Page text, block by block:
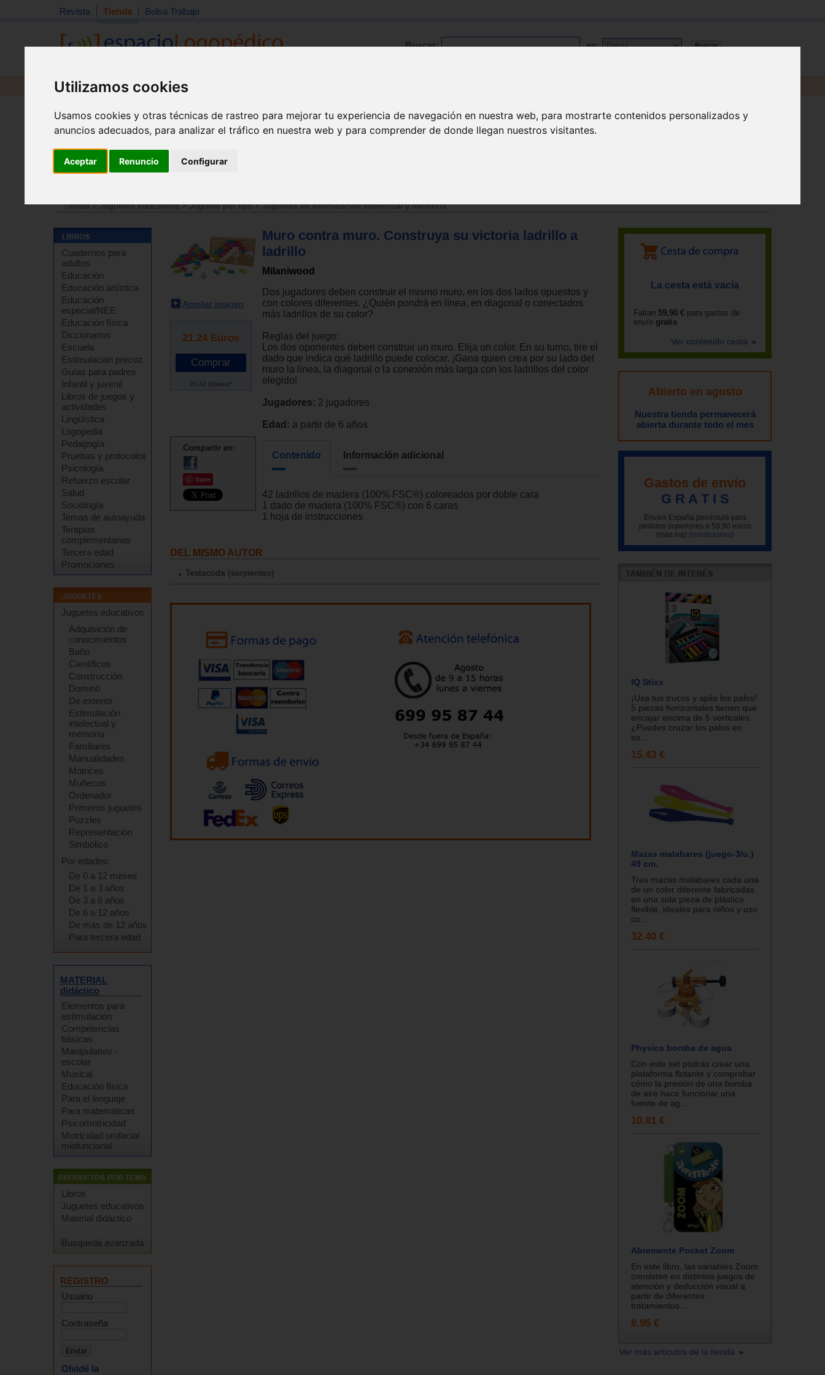
Utilizamos cookies
Usamos cookies y otras técnicas de rastreo para mejorar tu experiencia de navegación en nuestra web, para mostrarte contenidos personalizados y
anuncios adecuados, para analizar el tráfico en nuestra web y para comprender de donde llegan nuestros visitantes.
Aceptar Renuncio Configurar
Revista Tienda Bolsa Trabajo
Buscar: en:
Revista Libros Material
Tienda>Juguetes educativos>Juguete por tipo>Juguetes de estimulación intelectual y memoria
Cuadernos para
adultos
Educación
Educación artística
Educación
especial/NEE
Educación física
Diccionarios
Escuela
Estimulación precoz
Guías para padres
Infantil y juvenil
Libros de juegos y
actividades
Lingüística
Logopedia
Pedagogía
Pruebas y protocolos
Psicología
Refuerzo escolar
Salud
Sociología
Temas de autoayuda
Terapias
complementarias
Tercera edad
Promociones
Juguetes educativos
Adquisición de
conocimientos
Baño
Científicos
Construcción
Dominó
De exterior
Estimulación
intelectual y
memoria
Familiares
Manualidades
Motrices
Muñecos
Ordenador
Primeros juguetes
Puzzles
Representación
Simbólico
Por edades:
De 0 a 12 meses
De 1 a 3 años
De 3 a 6 años
De 6 a 12 años
De más de 12 años
Para tercera edad
MATERIAL
didáctico
Elementos para
estimulación
Competencias
básicas
Manipulativo -
escolar
Musical
Educación física
Para el lenguaje
Para matemáticas
Psicomotricidad
Motricidad orofacial
miofuncional
Libros
Juguetes educativos
Material didáctico
Busqueda avanzada
REGISTRO
Usuario
Contraseña
Olvidé la
Ampliar imagen
21.24 Euros
20.22 Dólares*
Compartir en:
Save
Muro contra muro. Construya su victoria ladrillo a
ladrillo
Milaniwood
Dos jugadores deben construir el mismo muro, en los dos lados opuestos y
con colores diferentes. ¿Quién pondrá en línea, en diagonal o conectados
más ladrillos de su color?
Reglas del juego:
Los dos oponentes deben construir un muro. Elija un color. En su turno, tire el
dado que indica qué ladrillo puede colocar. ¡Gana quien crea por su lado del
muro la línea, la diagonal o la conexión más larga con los ladrillos del color
elegido!
Jugadores: 2 jugadores
Edad: a partir de 6 años
Contenido Información adicional
42 ladrillos de madera (100% FSC®) coloreados por doble cara
1 dado de madera (100% FSC®) con 6 caras
1 hoja de instrucciones
DEL MISMO AUTOR
Testacoda (serpientes)
La cesta está vacía
Faltan 59,90 € para gastos de
envío gratis
Ver contenido cesta
Abierto en agosto
Nuestra tienda permanecerá
abierta durante todo el mes
Gastos de envío
G R A T I S
Envíos España península para
pedidos superiores a 59,90 euros
(más iva) (condiciones)
IQ Stixx
¡Usa tus trucos y apila los palos!
5 piezas horizontales tienen que
encajar encima de 5 verticales.
¿Puedes cruzar los palos en
es...
15.43 €
Mazas malabares (juego-3/u.)
49 cm.
Tres mazas malabares cada una
de un color diferente fabricadas
en una sola pieza de plástico
flexible, ideales para niños y uso
co...
32.40 €
Physics bomba de agua
Con este set podrás crear una
plataforma flotante y comprobar
cómo la presión de una bomba
de aire hace funcionar una
fuente de ag...
10.81 €
Abremente Pocket Zoom
En este libro, las variables Zoom
consisten en distintos juegos de
atención y deducción visual a
partir de diferentes
tratamientos...
6.95 €
Ver más artículos de la tienda